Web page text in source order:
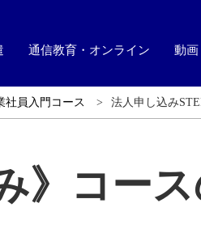
通信教育・オンライン 動画
社員入門コース 法人申し込み
》コー